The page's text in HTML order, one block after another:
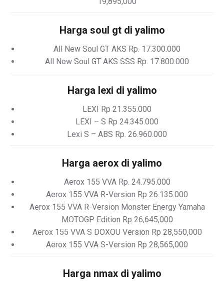
Harga soul gt di yalimo
All New Soul GT AKS Rp. 17.300.000
All New Soul GT AKS SSS Rp. 17.800.000
Harga lexi di yalimo
LEXI Rp 21.355.000
LEXI – S Rp 24.345.000
Lexi S – ABS Rp. 26.960.000
Harga aerox di yalimo
Aerox 155 VVA Rp. 24.795.000
Aerox 155 VVA R-Version Rp 26.135.000
Aerox 155 VVA R-Version Monster Energy Yamaha
MOTOGP Edition Rp 26,645,000
Aerox 155 VVA S DOXOU Version Rp 28,550,000
Aerox 155 VVA S-Version Rp 28,565,000
Harga nmax di yalimo